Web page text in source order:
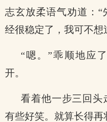
志玄放柔语气劝道：“
经很稳定了，我可不想
“嗯。”乖顺地应
开。
看着他一步三回头
有些好笑。就算长得再